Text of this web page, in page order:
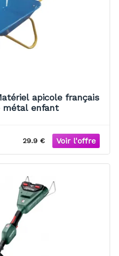
apicole français
métal enfant
29.9 €